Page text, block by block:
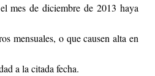
mes de diciembre de 2013 haya
mensuales, o que causen alta en
a la citada fecha.